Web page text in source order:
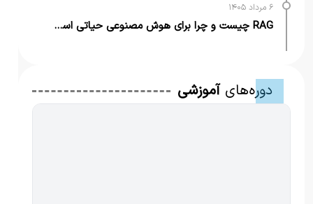
۶ مرداد ۱۴۰۵
RAG چیست و چرا برای هوش مصنوعی حیاتی است؟ | از تعریف تا کاربرد
دوره‌هایآموزشی